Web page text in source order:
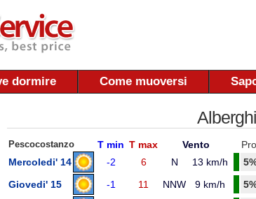
dormire Come muoversi
Pescocostanzo T min T max Vento
Mercoledi' 14
-2 6 N 13 km/h
Giovedi' 15
-1 11 NNW 9 km/h